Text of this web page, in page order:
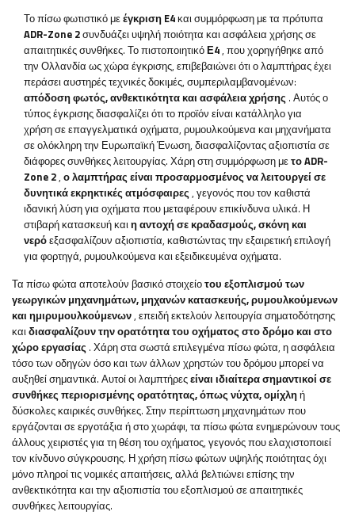
Το πίσω φωτιστικό μεέγκριση E4και συμμόρφωση με τα πρότυπα
ADR-Zone 2συνδυάζει υψηλή ποιότητα και ασφάλεια χρήσης σε
απαιτητικές συνθήκες. Το πιστοποιητικόΕ4, που χορηγήθηκε από
την Ολλανδία ως χώρα έγκρισης, επιβεβαιώνει ότι ο λαμπτήρας έχει
περάσει αυστηρές τεχνικές δοκιμές, συμπεριλαμβανομένων:
απόδοση φωτός, ανθεκτικότητα και ασφάλεια χρήσης . Αυτός ο
τύπος έγκρισης διασφαλίζει ότι το προϊόν είναι κατάλληλο για
χρήση σε επαγγελματικά οχήματα, ρυμουλκούμενα και μηχανήματα
σε ολόκληρη την Ευρωπαϊκή Ένωση, διασφαλίζοντας αξιοπιστία σε
διάφορες συνθήκες λειτουργίας. Χάρη στη συμμόρφωση μετο ADR-
Zone 2, ο λαμπτήρας είναι προσαρμοσμένος να λειτουργεί σε
δυνητικά εκρηκτικές ατμόσφαιρες, γεγονός που τον καθιστά
ιδανική λύση για οχήματα που μεταφέρουν επικίνδυνα υλικά. Η
στιβαρή κατασκευή καιη αντοχή σε κραδασμούς, σκόνη και
νερόεξασφαλίζουν αξιοπιστία, καθιστώντας την εξαιρετική επιλογή
για φορτηγά, ρυμουλκούμενα και εξειδικευμένα οχήματα.
Τα πίσω φώτα αποτελούν βασικό στοιχείοτου εξοπλισμού των
γεωργικών μηχανημάτων, μηχανών κατασκευής, ρυμουλκούμενων
και ημιρυμουλκούμενων, επειδή εκτελούν λειτουργία σηματοδότησης
καιδιασφαλίζουν την ορατότητα του οχήματος στο δρόμο και στο
χώρο εργασίας . Χάρη στα σωστά επιλεγμένα πίσω φώτα, η ασφάλεια
τόσο των οδηγών όσο και των άλλων χρηστών του δρόμου μπορεί να
αυξηθεί σημαντικά. Αυτοί οι λαμπτήρεςείναι ιδιαίτερα σημαντικοί σε
συνθήκες περιορισμένης ορατότητας, όπως νύχτα, ομίχληή
δύσκολες καιρικές συνθήκες. Στην περίπτωση μηχανημάτων που
εργάζονται σε εργοτάξια ή στο χωράφι, τα πίσω φώτα ενημερώνουν τους
άλλους χειριστές για τη θέση του οχήματος, γεγονός που ελαχιστοποιεί
τον κίνδυνο σύγκρουσης. Η χρήση πίσω φώτων υψηλής ποιότητας όχι
μόνο πληροί τις νομικές απαιτήσεις, αλλά βελτιώνει επίσης την
ανθεκτικότητα και την αξιοπιστία του εξοπλισμού σε απαιτητικές
συνθήκες λειτουργίας.